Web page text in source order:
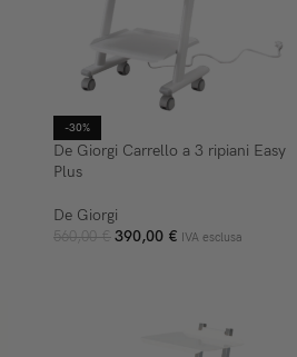
-30%
De Giorgi Carrello a 3 ripiani Easy
Plus
De Giorgi
560,00€ 390,00 € IVA esclusa